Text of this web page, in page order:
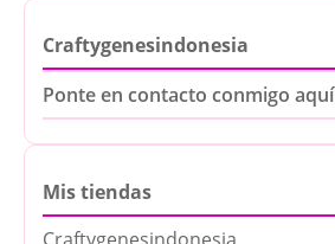
Craftygenesindonesia
Ponte en contacto conmigo aquí
Mis tiendas